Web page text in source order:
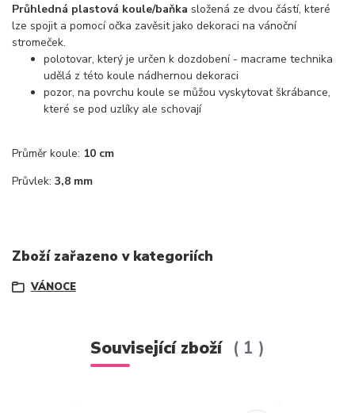
Průhledná plastová koule/baňka složená ze dvou částí, které
lze spojit a pomocí očka zavěsit jako dekoraci na vánoční
stromeček.
polotovar, který je určen k dozdobení - macrame technika
udělá z této koule nádhernou dekoraci
pozor, na povrchu koule se můžou vyskytovat škrábance,
které se pod uzlíky ale schovají
Průměr koule: 10 cm
Průvlek: 3,8 mm
Zboží zařazeno v kategoriích
VÁNOCE
Související zboží 1